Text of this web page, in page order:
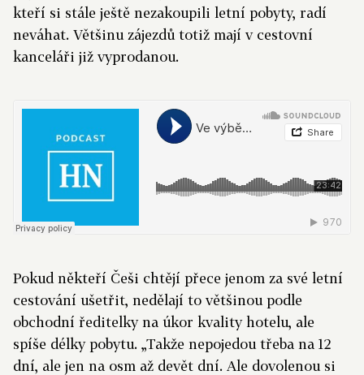
kteří si stále ještě nezakoupili letní pobyty, radí
neváhat. Většinu zájezdů totiž mají v cestovní
kanceláři již vyprodanou.
Pokud někteří Češi chtějí přece jenom za své letní
cestování ušetřit, nedělají to většinou podle
obchodní ředitelky na úkor kvality hotelu, ale
spíše délky pobytu. „Takže nepojedou třeba na 12
dní, ale jen na osm až devět dní. Ale dovolenou si